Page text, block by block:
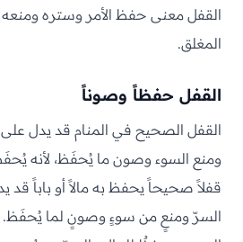
القفل معنى حفظ الأمر وستره ومنعه
المغلق.
القفل حفظاً وصوناً
القفل الصحيح في المنام قد يدل
ومنع السوء وصون ما يُحفَظ، لأنه
قفلاً صحيحاً يحفظ به مالاً أو باباً
السرّ ومنعٍ من سوءٍ وصونٍ لما يُحفَظ.